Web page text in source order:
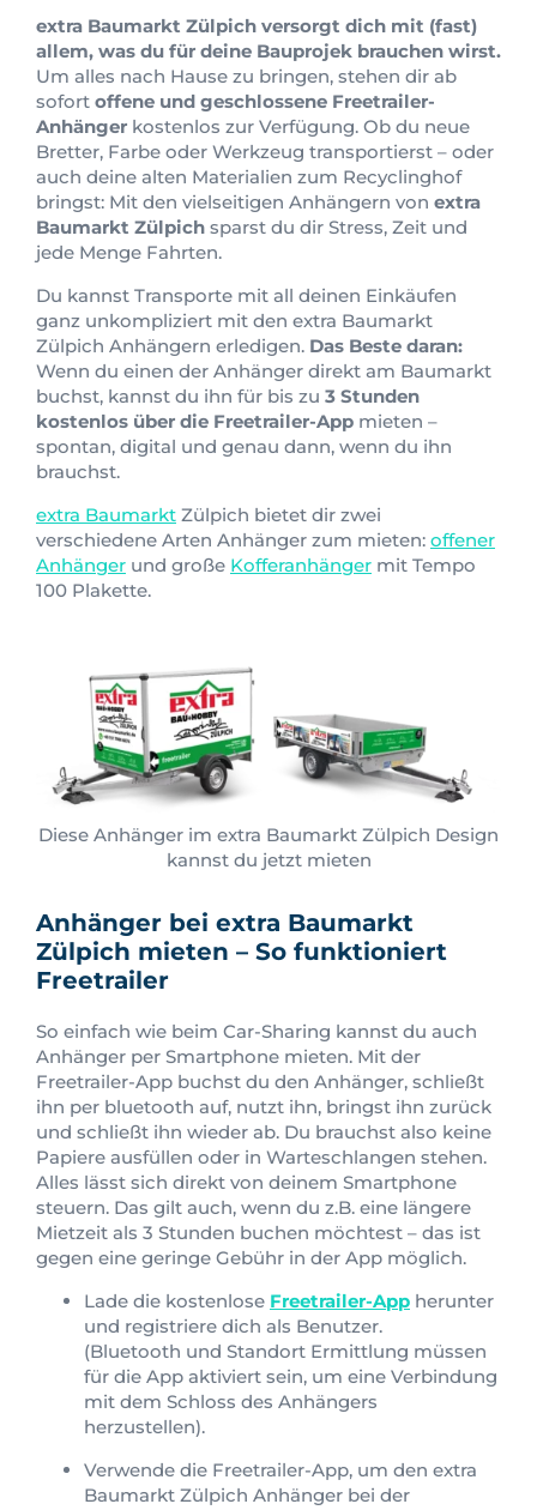
extra Baumarkt Zülpich versorgt dich mit (fast)
allem, was du für deine Bauprojek brauchen wirst.
Um alles nach Hause zu bringen, stehen dir ab
sofort offene und geschlossene Freetrailer-
Anhänger kostenlos zur Verfügung. Ob du neue
Bretter, Farbe oder Werkzeug transportierst – oder
auch deine alten Materialien zum Recyclinghof
bringst: Mit den vielseitigen Anhängern von extra
Baumarkt Zülpich sparst du dir Stress, Zeit und
jede Menge Fahrten.
Du kannst Transporte mit all deinen Einkäufen
ganz unkompliziert mit den extra Baumarkt
Zülpich Anhängern erledigen. Das Beste daran:
Wenn du einen der Anhänger direkt am Baumarkt
buchst, kannst du ihn für bis zu 3 Stunden
kostenlos über die Freetrailer-App mieten –
spontan, digital und genau dann, wenn du ihn
brauchst.
extra Baumarkt Zülpich bietet dir zwei
verschiedene Arten Anhänger zum mieten: offener
Anhänger und große Kofferanhänger mit Tempo
100 Plakette.
Diese Anhänger im extra Baumarkt Zülpich Design
kannst du jetzt mieten
Anhänger bei extra Baumarkt
Zülpich mieten – So funktioniert
Freetrailer
So einfach wie beim Car-Sharing kannst du auch
Anhänger per Smartphone mieten. Mit der
Freetrailer-App buchst du den Anhänger, schließt
ihn per bluetooth auf, nutzt ihn, bringst ihn zurück
und schließt ihn wieder ab. Du brauchst also keine
Papiere ausfüllen oder in Warteschlangen stehen.
Alles lässt sich direkt von deinem Smartphone
steuern. Das gilt auch, wenn du z.B. eine längere
Mietzeit als 3 Stunden buchen möchtest – das ist
gegen eine geringe Gebühr in der App möglich.
Lade die kostenlose Freetrailer-App herunter
und registriere dich als Benutzer.
(Bluetooth und Standort Ermittlung müssen
für die App aktiviert sein, um eine Verbindung
mit dem Schloss des Anhängers
herzustellen).
Verwende die Freetrailer-App, um den extra
Baumarkt Zülpich Anhänger bei der